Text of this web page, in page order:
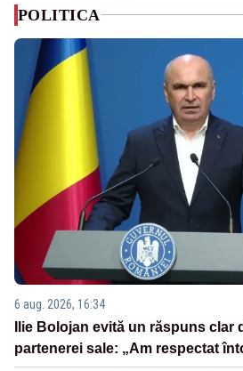
POLITICA
6 aug. 2026, 16:34
Ilie Bolojan evită un răspuns clar
partenerei sale: „Am respectat